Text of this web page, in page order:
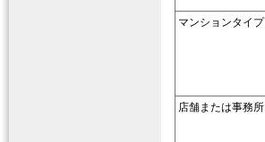
マンションタイプ
店舗または事務所